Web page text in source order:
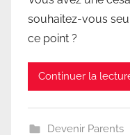
souhaitez-vous
ce point ?
Continuer la
Devenir Parents